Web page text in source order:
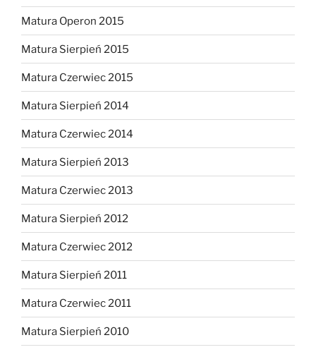
Matura Operon 2015
Matura Sierpień 2015
Matura Czerwiec 2015
Matura Sierpień 2014
Matura Czerwiec 2014
Matura Sierpień 2013
Matura Czerwiec 2013
Matura Sierpień 2012
Matura Czerwiec 2012
Matura Sierpień 2011
Matura Czerwiec 2011
Matura Sierpień 2010